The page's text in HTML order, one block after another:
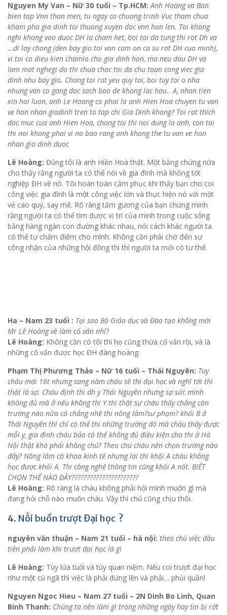
Nguyen My Van – Nữ 30 tuổi – Tp.HCM:Anh Hoang va Ban
bien tap Vnn than men, tu ngay co chuong trinh Vuc tham chua
kham pha gia dinh toi thuong xuyen doc vnn han len. Toi khong
nghi khong vao duoc DH la cham het, boi toi da tung thi rot Dh va
…di lay chong (den bay gio toi van cam on ca su rot DH cua minh),
vi toi co dieu kien chamlo cho gia dinh hon, ma neu dau DH va
lam mot nghegi do thi chua chac toi da chu toan cong viec gia
dinh nhu bay gio. Chong toi rat yeu quy toi, boi tuy toi o nha
nhung van co gang doc sach bao de khong lac hau.. A, nhan tien
xin hoi luon, anh Le Hoang co phai la anh Hien Hoa chuyen tu van
ve hon nhan giadinh tren to tap chi Gia Dinh khong? Toi rat thich
doc muc cua anh Hien Hoa, chong toi thi noi dung la anh, con toi
thi noi khong phai vi no bao rang anh khong the tu van ve hon
nhan gia dinh duoc
Lê Hoàng: Đúng tôi là anh Hiền Hoà thật. Một bằng chứng nữa
cho thấy rằng người ta có thể nói về gia đình mà không tốt
nghiệp ĐH về nó. Tôi hoàn toàn cảm phục khi thấy bạn cho coi
công việc gia đình là một công việc lớn và thực hiện nó với một
vẻ cao quý, say mê. Rõ ràng tấm gương của bạn chứng minh
rằng người ta có thể tìm được vị trí của mình trong cuộc sống
bằng hàng ngàn con đường khác nhau, nói cách khác người ta
có thể tự chấm điểm cho mình. Không cần phải chờ đến sự
công nhận của những hội đồng thi thì người ta mới có tư thế.
Ha – Nam 23 tuổi : Tại sao Bộ Giáo dục và Đào tạo không mời
Mr Lê Hoàng về làm cố vấn nhỉ?
Lê Hoàng: Không cần có tôi thì họ cũng thừa cố vấn rồi, và là
những cố vấn được học ĐH đàng hoàng.
Phạm Thị Phương Thảo – Nữ 16 tuổi – Thái Nguyên: Tuy
cháu mới 16t nhưng sang năm cháu sẽ thi đại học và nghĩ tới thì
thật là sợ. Cháu định thi dh y Thái Nguyên nhưng sợ sức mình
không đủ mà ở nếu không thi Y thì thật sự cháu thấy chẳng còn
trường nào nữa cả chẳng nhẽ thi nông lâm?sư phạm? khối B ở
Thái Nguyên thì chỉ có thể thi những trường đó mà cháu thấy được
mỗi y, gia đình cháu bảo có thể không đủ điều kiện cho thi ở Hà
Nội thật khó phải không chú? Theo chú cháu nên chọn trường nào
đây? Nông lâm có khoa kinh tế nhưng lai thi khối A cháu không
học được khối A. Thi công nghệ thông tin cũng khối A nốt. BIẾT
CHỌN THẾ NÀO ĐÂY??????????????????????
Lê Hoàng: Rõ ràng là cháu không phải hỏi mình muốn gì mà
đang hỏi chỗ nào muốn cháu. Vậy thì chú cũng chịu thôi.
4. Nỗi buồn trượt Đại học ?
nguyên văn thuận – Nam 21 tuổi – hà nội: theo chú việc đầu
tiên phải làm khi trượt đại học là gì
Lê Hoàng: Tùy lứa tuổi và tùy quan niệm. Nếu coi trượt đại học
như một cú ngã thì việc là phải đứng lên và phải… phủi quần!
Nguyen Ngoc Hieu – Nam 27 tuổi – 2N Dinh Bo Linh, Quan
Binh Thanh: Chúng ta nên làm gì trong những ngày hay tin bị rớt